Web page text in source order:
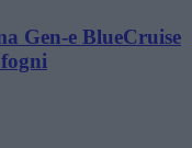
Gen-e BlueCruise